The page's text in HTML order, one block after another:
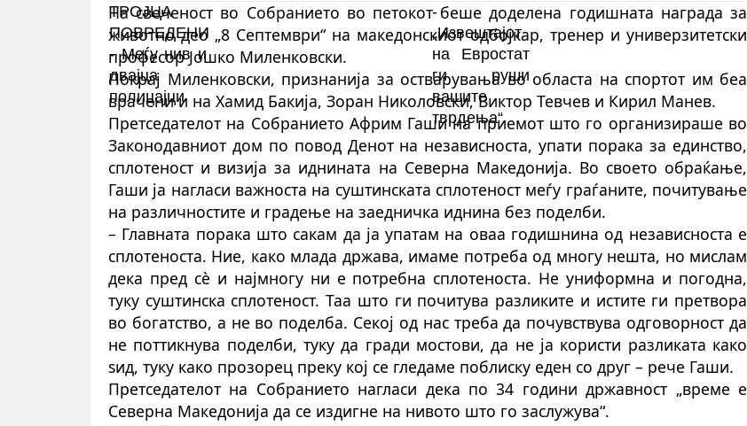
На свеченост во Собранието во петокот беше доделена годишната награда за
животно део „8 Септември“ на македонскиот одбојкар, тренер и универзитетски
професор Јошко Миленковски.
Покрај Миленковски, признанија за остварувања во областа на спортот им беа
врачени и на Хамид Бакија, Зоран Николовски, Виктор Тевчев и Кирил Манев.
Претседателот на Собранието Африм Гаши на приемот што го организираше во
Законодавниот дом по повод Денот на независноста, упати порака за единство,
сплотеност и визија за иднината на Северна Македонија. Во своето обраќање,
Гаши ја нагласи важноста на суштинската сплотеност меѓу граѓаните, почитување
на различностите и градење на заедничка иднина без поделби.
– Главната порака што сакам да ја упатам на оваа годишнина од независноста е
сплотеноста. Ние, како млада држава, имаме потреба од многу нешта, но мислам
дека пред сè и најмногу ни е потребна сплотеноста. Не униформна и погодна,
туку суштинска сплотеност. Таа што ги почитува разликите и истите ги претвора
во богатство, а не во поделба. Секој од нас треба да почувствува одговорност да
не поттикнува поделби, туку да гради мостови, да не ја користи разликата како
ѕид, туку како прозорец преку кој се гледаме поблиску еден со друг – рече Гаши.
Претседателот на Собранието нагласи дека по 34 години државност „време е
Северна Македонија да се издигне на нивото што го заслужува“.